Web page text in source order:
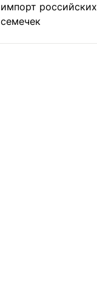
импорт российских
семечек